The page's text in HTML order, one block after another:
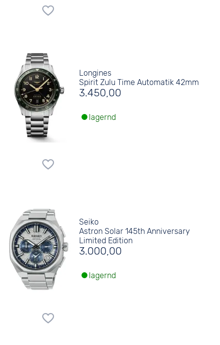
Longines
Spirit Zulu Time Automatik 42mm
3.450,00
lagernd
Seiko
Astron Solar 145th Anniversary
Limited Edition
3.000,00
lagernd